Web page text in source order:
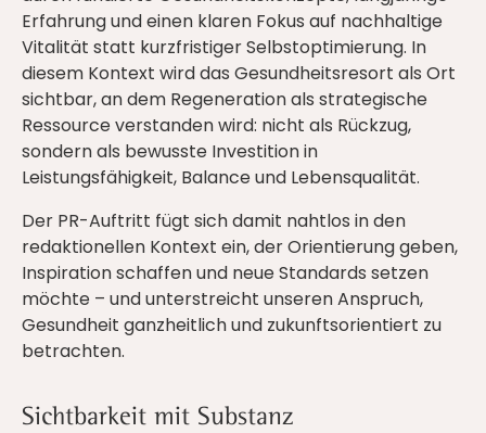
Erfahrung und einen klaren Fokus auf nachhaltige
Vitalität statt kurzfristiger Selbstoptimierung. In
diesem Kontext wird das Gesundheitsresort als Ort
sichtbar, an dem Regeneration als strategische
Ressource verstanden wird: nicht als Rückzug,
sondern als bewusste Investition in
Leistungsfähigkeit, Balance und Lebensqualität.
Der PR-Auftritt fügt sich damit nahtlos in den
redaktionellen Kontext ein, der Orientierung geben,
Inspiration schaffen und neue Standards setzen
möchte – und unterstreicht unseren Anspruch,
Gesundheit ganzheitlich und zukunftsorientiert zu
betrachten.
Sichtbarkeit mit Substanz